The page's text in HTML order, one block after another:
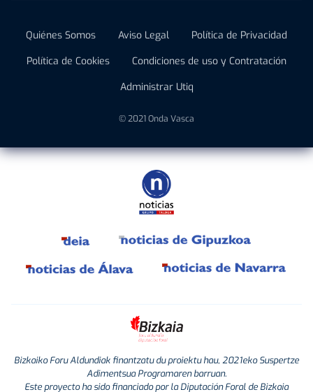
Quiénes Somos Aviso Legal
Política de Privacidad
Política de Cookies
Condiciones de uso y Contratación
Administrar Utiq
© 2021 Onda Vasca
Bizkaiko Foru Aldundiak finantzatu du proiektu hau, 2021eko Suspertze
Adimentsua Programaren barruan.
Este proyecto ha sido financiado por la Diputación Foral de Bizkaia